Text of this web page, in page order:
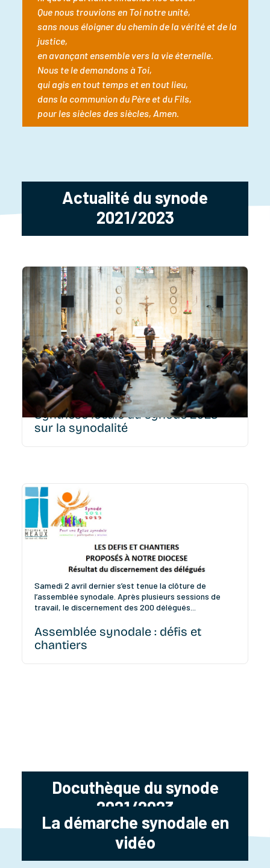
Que nous trouvions en Toi notre unité,
sans nous éloigner du chemin de la vérité et de la
justice,
en avançant ensemble vers la vie éternelle.
Nous te le demandons à Toi,
qui agis en tout temps et en tout lieu,
dans la communion du Père et du Fils,
pour les siècles des siècles, Amen.
Actualité du synode
2021/2023
Synthèse locale du synode 2023
sur la synodalité
Après plusieurs mois de travail avec les 220 délégués
diocésains, découvrez la synthèse de notre synode
qui a été transmise à l'équipe nationale....
Assemblée synodale : défis et
chantiers
Samedi 2 avril dernier s’est tenue la clôture de
l’assemblée synodale. Après plusieurs sessions de
travail, le discernement des 200 délégués...
Docuthèque du synode
2021/2023
La démarche synodale en
vidéo